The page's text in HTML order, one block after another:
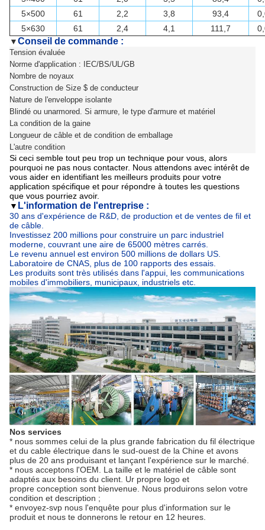
5×500
61 2,2 3,8 93,4
5×630
61 2,4 4,1 111,7
▼Conseil de commande :
Tension évaluée
Norme d'application : IEC/BS/UL/GB
Nombre de noyaux
Construction de Size $ de conducteur
Nature de l'enveloppe isolante
Blindé ou unarmored. Si armure, le type d'armure et matériel
La condition de la gaine
Longueur de câble et de condition de emballage
L'autre condition
Si ceci semble tout peu trop un technique pour vous, alors
pourquoi ne pas nous contacter. Nous attendons avec intérêt de
vous aider en identifiant les meilleurs produits pour votre
application spécifique et pour répondre à toutes les questions
que vous pourriez avoir.
▼ L'information de l'entreprise :
30 ans d'expérience de R&D, de production et de ventes de fil et
de câble.
Investissez 200 millions pour construire un parc industriel
moderne, couvrant une aire de 65000 mètres carrés.
Le revenu annuel est environ 500 millions de dollars US.
Laboratoire de CNAS, plus de 100 rapports des essais.
Les produits sont très utilisés dans l'appui, les communications
mobiles d'immobiliers, municipaux, industriels etc.
Nos services
* nous sommes celui de la plus grande fabrication du fil électrique
et du cable électrique dans le sud-ouest de la Chine et avons
plus de 20 ans produisant et lançant l'expérience sur le marché.
* nous acceptons l'OEM. La taille et le matériel de câble sont
adaptés aux besoins du client. Ur propre logo et
propre conception sont bienvenue. Nous produirons selon votre
condition et description ;
* envoyez-svp nous l'enquête pour plus d'information sur le
produit et nous te donnerons le retour en 12 heures.